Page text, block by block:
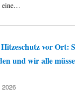
eine…
Hitzeschutz vor Ort:
und wir alle